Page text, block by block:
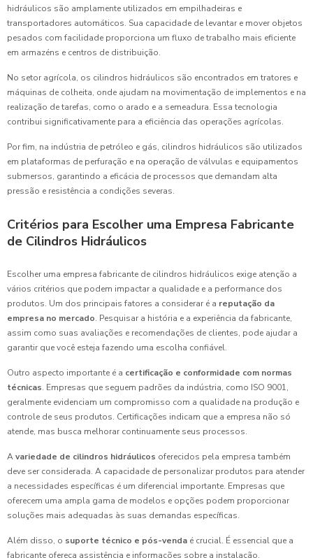
hidráulicos são amplamente utilizados em empilhadeiras e
transportadores automáticos. Sua capacidade de levantar e mover objetos
pesados com facilidade proporciona um fluxo de trabalho mais eficiente
em armazéns e centros de distribuição.
No setor agrícola, os cilindros hidráulicos são encontrados em tratores e
máquinas de colheita, onde ajudam na movimentação de implementos e na
realização de tarefas, como o arado e a semeadura. Essa tecnologia
contribui significativamente para a eficiência das operações agrícolas.
Por fim, na indústria de petróleo e gás, cilindros hidráulicos são utilizados
em plataformas de perfuração e na operação de válvulas e equipamentos
submersos, garantindo a eficácia de processos que demandam alta
pressão e resistência a condições severas.
Critérios para Escolher uma Empresa Fabricante
de Cilindros Hidráulicos
Escolher uma empresa fabricante de cilindros hidráulicos exige atenção a
vários critérios que podem impactar a qualidade e a performance dos
produtos. Um dos principais fatores a considerar é a reputação da
empresa no mercado. Pesquisar a história e a experiência da fabricante,
assim como suas avaliações e recomendações de clientes, pode ajudar a
garantir que você esteja fazendo uma escolha confiável.
Outro aspecto importante é a certificação e conformidade com normas
técnicas. Empresas que seguem padrões da indústria, como ISO 9001,
geralmente evidenciam um compromisso com a qualidade na produção e
controle de seus produtos. Certificações indicam que a empresa não só
atende, mas busca melhorar continuamente seus processos.
Avariedade de cilindros hidráulicos oferecidos pela empresa também
deve ser considerada. A capacidade de personalizar produtos para atender
a necessidades específicas é um diferencial importante. Empresas que
oferecem uma ampla gama de modelos e opções podem proporcionar
soluções mais adequadas às suas demandas específicas.
Além disso, o suporte técnico e pós-venda é crucial. É essencial que a
fabricante ofereça assistência e informações sobre a instalação,